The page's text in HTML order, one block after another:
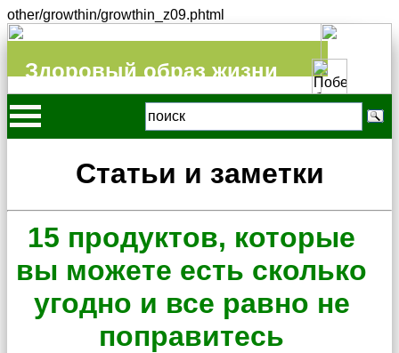
other/growthin/growthin_z09.phtml
Здоровый образ жизни
Статьи и заметки
15 продуктов, которые
вы можете есть сколько
угодно и все равно не
поправитесь